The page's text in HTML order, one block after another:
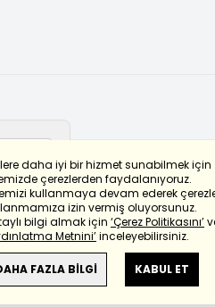
daha iyi bir hizmet sunabilmek için
çerezlerden faydalanıyoruz.
kullanmaya devam ederek
izin vermiş oluyorsunuz.
bilgi almak için ‘Çerez Politikasını’
Metnini’inceleyebilirsiniz.
FAZLA BİLGİ KABUL ET